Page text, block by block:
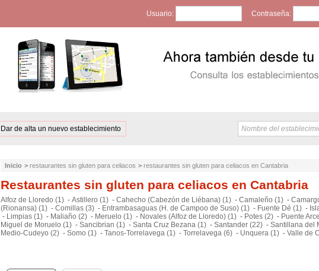
Usuario: Contraseña:
Dar de alta un nuevo establecimiento
Inicio > restaurantes sin gluten para celiacos > restaurantes sin gluten para celiacos en Cantabria
Restaurantes sin gluten para celiacos en Cantabria
Alfoz de Lloredo (1) - Astillero (1) - Cahecho (Cabezón de Liébana) (1) - Camaleño (1) -
(Rionansa) (1) - Comillas (3) - Entrambasaguas (H. de Campoo de Suso) (1) - Fuente Dé (1) -
- Limpias (1) - Maliaño (2) - Meruelo (1) - Novales (Alfoz de Lloredo) (1) - Potes (2) - Puente
Miguel de Moruelo (1) - Sancibrian (1) - Santa Cruz Bezana (1) - Santander (22) - Santillana del
Medio-Cudeyo (2) - Somo (1) - Tanos-Torrelavega (1) - Torrelavega (6) - Unquera (1) - Valle de